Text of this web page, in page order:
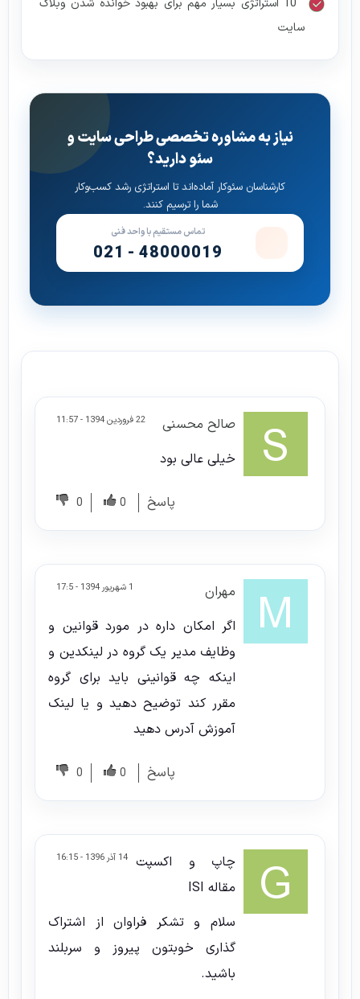
سایت
نیاز به مشاوره تخصصی طراحی سایت و
سئو دارید؟
کارشناسان سئوکار آماده‌اند تا استراتژی رشد کسب‌وکار
شما را ترسیم کنند.
تماس مستقیم با واحد فنی
021 - 48000019
22 فروردین 1394 - 11:57
صالح محسنی
خیلی عالی بود
پاسخ 0
0
1 شهریور 1394 - 17:5
مهران
اگر امکان داره در مورد قوانین و
وظایف مدیر یک گروه در لینکدین و
اینکه چه قوانینی باید برای گروه
مقرر کند توضیح دهید و یا لینک
آموزش آدرس دهید
پاسخ 0
0
14 آذر 1396 - 16:15 چاپ و اکسپت
مقاله ISI
سلام و تشکر فراوان از اشتراک
گذاری خوبتون پیروز و سربلند
باشید.